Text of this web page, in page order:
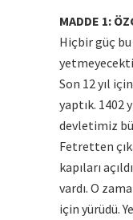
MADDE 1:
Hiçbir güç
Son 12 yıl
yaptık. 1402
devletimiz
Fetretten
kapıları
vardı. O
için yürüdü.